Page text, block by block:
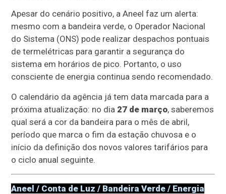
Apesar do cenário positivo, a Aneel faz um alerta:
mesmo com a bandeira verde, o Operador Nacional
do Sistema (ONS) pode realizar despachos pontuais
de termelétricas para garantir a segurança do
sistema em horários de pico. Portanto, o uso
consciente de energia continua sendo recomendado.
O calendário da agência já tem data marcada para a
próxima atualização: no dia 27 de março, saberemos
qual será a cor da bandeira para o mês de abril,
período que marca o fim da estação chuvosa e o
início da definição dos novos valores tarifários para
o ciclo anual seguinte.
Aneel / Conta de Luz / Bandeira Verde / Energia